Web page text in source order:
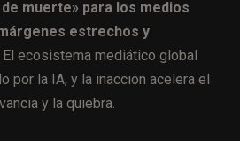
muerte» para los medios
estrechos y
El ecosistema mediático global
por la IA, y la inacción acelera el
y la quiebra.